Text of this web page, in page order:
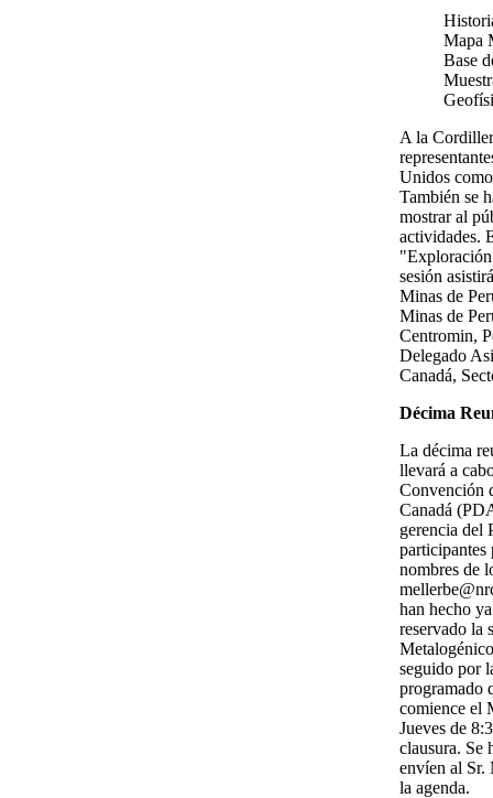
Mapa
Base
A la
Unidos
También se
mostrar al
actividades.
"Exploración
sesión
Minas de
Minas de
Centromin,
Delegado
Canadá,
Décima
La décima
llevará a
Convención
Canadá
gerencia del
participantes
nombres de
han hecho
reservado la
seguido por
programado
comience el
Jueves de
clausura. Se
envíen al Sr.
la agenda.